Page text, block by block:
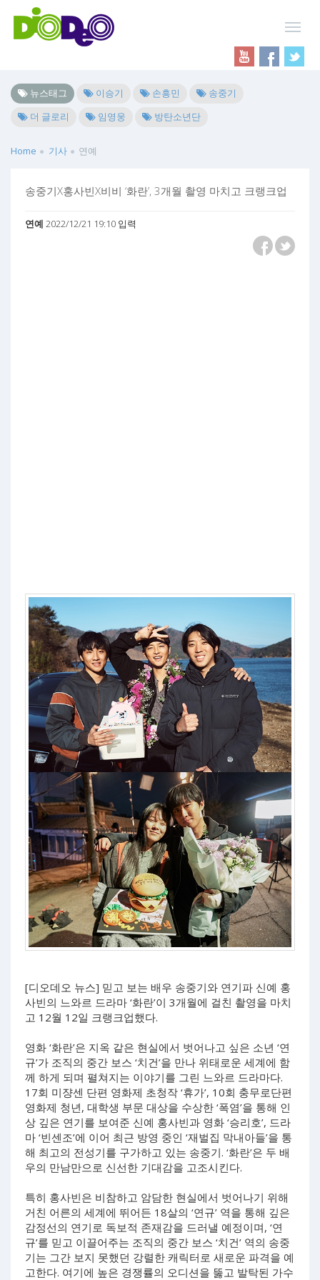
뉴스태그 이승기 손흥민
송중기
더 글로리
임영웅 방탄소년단
Home 기사 연예
송중기X홍사빈X비비 ‘화란’, 3개월 촬영 마치고 크랭크업
연예 2022/12/21 19:10 입력
[디오데오 뉴스] 믿고 보는 배우 송중기와 연기파 신예 홍
사빈의 느와르 드라마 ‘화란’이 3개월에 걸친 촬영을 마치
고 12월 12일 크랭크업했다.
영화 ‘화란’은 지옥 같은 현실에서 벗어나고 싶은 소년 ‘연
규’가 조직의 중간 보스 ‘치건’을 만나 위태로운 세계에 함
께 하게 되며 펼쳐지는 이야기를 그린 느와르 드라마다.
17회 미쟝센 단편 영화제 초청작 ‘휴가’, 10회 충무로단편
영화제 청년, 대학생 부문 대상을 수상한 ‘폭염’을 통해 인
상 깊은 연기를 보여준 신예 홍사빈과 영화 ‘승리호’, 드라
마 ‘빈센조’에 이어 최근 방영 중인 ‘재벌집 막내아들’을 통
해 최고의 전성기를 구가하고 있는 송중기. ‘화란’은 두 배
우의 만남만으로 신선한 기대감을 고조시킨다.
특히 홍사빈은 비참하고 암담한 현실에서 벗어나기 위해
거친 어른의 세계에 뛰어든 18살의 ‘연규’ 역을 통해 깊은
감정선의 연기로 독보적 존재감을 드러낼 예정이며, ‘연
규’를 믿고 이끌어주는 조직의 중간 보스 ‘치건’ 역의 송중
기는 그간 보지 못했던 강렬한 캐릭터로 새로운 파격을 예
고한다. 여기에 높은 경쟁률의 오디션을 뚫고 발탁된 가수